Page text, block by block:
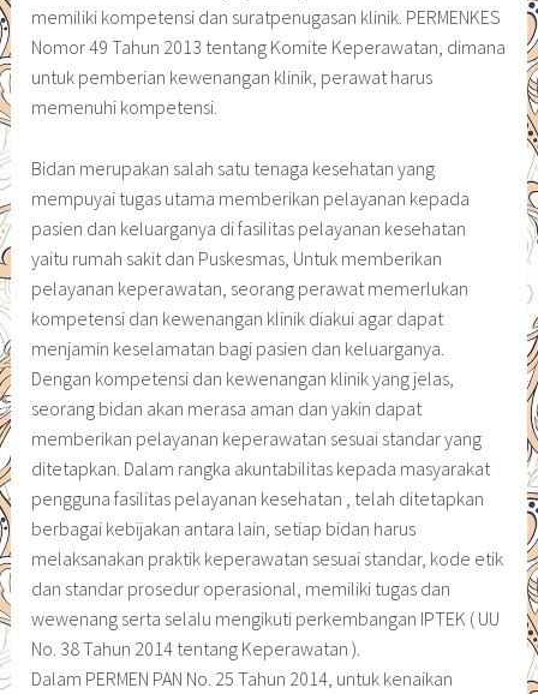
memiliki kompetensi dan suratpenugasan klinik. PERMENKES
Nomor 49 Tahun 2013 tentang Komite Keperawatan, dimana
untuk pemberian kewenangan klinik, perawat harus
memenuhi kompetensi.
Bidan merupakan salah satu tenaga kesehatan yang
mempuyai tugas utama memberikan pelayanan kepada
pasien dan keluarganya di fasilitas pelayanan kesehatan
yaitu rumah sakit dan Puskesmas, Untuk memberikan
pelayanan keperawatan, seorang perawat memerlukan
kompetensi dan kewenangan klinik diakui agar dapat
menjamin keselamatan bagi pasien dan keluarganya.
Dengan kompetensi dan kewenangan klinik yang jelas,
seorang bidan akan merasa aman dan yakin dapat
memberikan pelayanan keperawatan sesuai standar yang
ditetapkan. Dalam rangka akuntabilitas kepada masyarakat
pengguna fasilitas pelayanan kesehatan , telah ditetapkan
berbagai kebijakan antara lain, setiap bidan harus
melaksanakan praktik keperawatan sesuai standar, kode etik
dan standar prosedur operasional, memiliki tugas dan
wewenang serta selalu mengikuti perkembangan IPTEK ( UU
No. 38 Tahun 2014 tentang Keperawatan ).
Dalam PERMEN PAN No. 25 Tahun 2014, untuk kenaikan